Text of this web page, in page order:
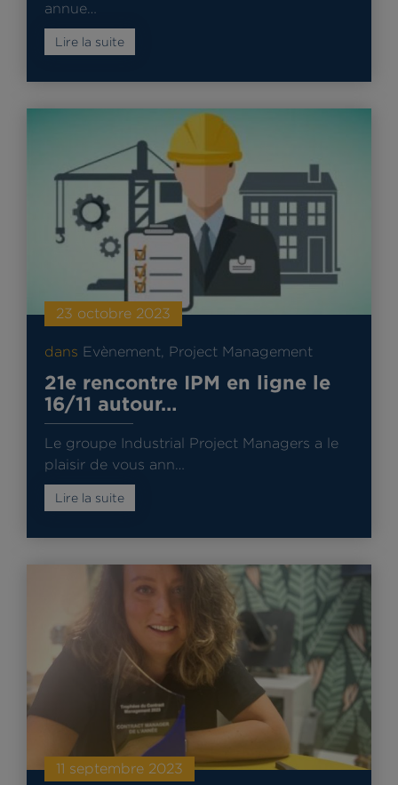
annue…
Lire la suite
23 octobre 2023
dans Evènement Project Management
21e rencontre IPM en ligne le
16/11 autour…
Le groupe Industrial Project Managers a le
plaisir de vous ann…
Lire la suite
11 septembre 2023